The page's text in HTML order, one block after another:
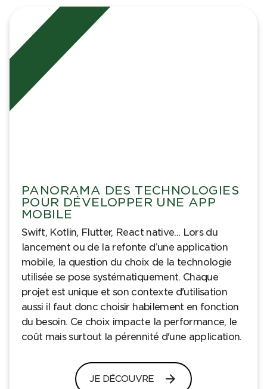
PANORAMA DES TECHNOLOGIES
POUR DÉVELOPPER UNE APP
MOBILE
Swift, Kotlin, Flutter, React native... Lors du
lancement ou de la refonte d’une application
mobile, la question du choix de la technologie
utilisée se pose systématiquement. Chaque
projet est unique et son contexte d'utilisation
aussi il faut donc choisir habilement en fonction
du besoin. Ce choix impacte la performance, le
coût mais surtout la pérennité d'une application.
JE DÉCOUVRE arrow_forward